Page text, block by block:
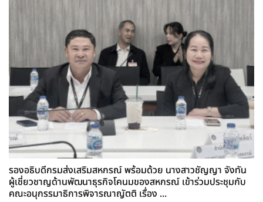
รองอธิบดีกรมส่งเสริมสหกรณ์ พร้อมด้วย นางสาวชัญญา จังทัน
ผู้เชี่ยวชาญด้านพัฒนาธุรกิจโคนมของสหกรณ์ เข้าร่วมประชุมกับ
คณะอนุกรรมาธิการพิจารณาญัตติ เรื่อง ...